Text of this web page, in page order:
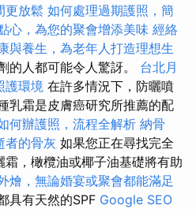
更放鬆 如何處理過期護照，簡
心，為您的聚會增添美味 經絡
與養生，為老年人打造理想生
的人都可能令人驚訝。 台北月
護環境 在許多情況下，防曬噴
乳霜是皮膚癌研究所推薦的配
何辦護照，流程全解析 納骨
者的骨灰 如果您正在尋找完全
，橄欖油或椰子油基礎將有助
燴，無論婚宴或聚會都能滿足
具有天然的SPF Google SEO